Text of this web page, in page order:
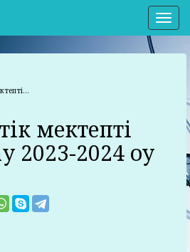
мектепті
2023-2024 оқу